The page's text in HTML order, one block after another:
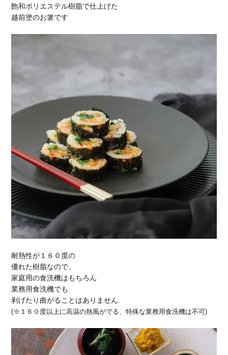
飽和ポリエステル樹脂で仕上げた
越前塗のお箸です
耐熱性が１６０度の
優れた樹脂なので、
家庭用の食洗機はもちろん
業務用食洗機でも
剥げたり曲がることはありません
(※１６０度以上に高温の熱風がでる、特殊な業務用食洗機は不可)